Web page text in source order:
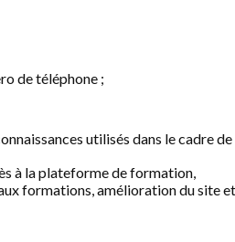
de téléphone ;
utilisés dans le cadre
à la plateforme de formation,
formations, amélioration du site